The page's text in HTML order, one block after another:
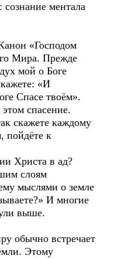
сознание ментала
«Господом
Мира. Прежде
мой о Боге
«И
Спасе твоём».
спасение.
скажете каждому
пойдёте к
Христа в ад?
слоям
мыслями о земле
И многие
выше.
обычно встречает
Этому